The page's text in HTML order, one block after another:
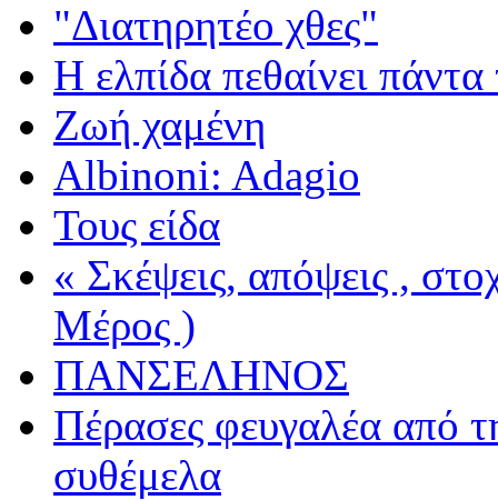
"Διατηρητέο χθες"
Η ελπίδα πεθαίνει πάντα
Ζωή χαμένη
Albinoni: Adagio
Τους είδα
« Σκέψεις, απόψεις ,
Μέρος )
ΠΑΝΣΕΛΗΝΟΣ
Πέρασες φευγαλέα από
συθέμελα